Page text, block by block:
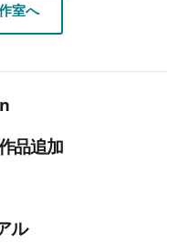
室へ
品追加
ル